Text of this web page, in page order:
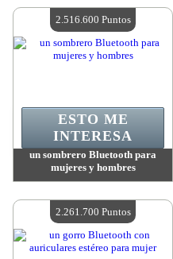
Cantidad disponible:4
un sombrero Bluetooth para
mujeres y hombres
Cantidad disponible:4
ESTO ME
INTERESA
2.516.600 Puntos
2.261.700 Puntos